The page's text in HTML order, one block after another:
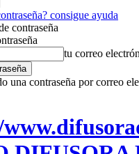
consigue ayuda
contraseña
tu correo
una contraseña por correo